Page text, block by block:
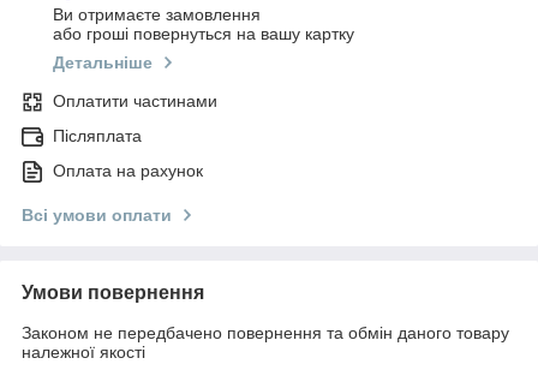
Ви отримаєте замовлення
або гроші повернуться на вашу картку
Детальніше
Оплатити частинами
Післяплата
Оплата на рахунок
Всі умови оплати
Умови повернення
Законом не передбачено повернення та обмін даного товару
належної якості